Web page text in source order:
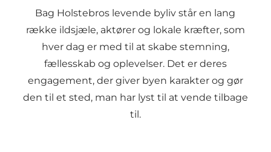
Bag Holstebros levende byliv står en lang
række ildsjæle, aktører og lokale kræfter, som
hver dag er med til at skabe stemning,
fællesskab og oplevelser. Det er deres
engagement, der giver byen karakter og gør
den til et sted, man har lyst til at vende tilbage
til.